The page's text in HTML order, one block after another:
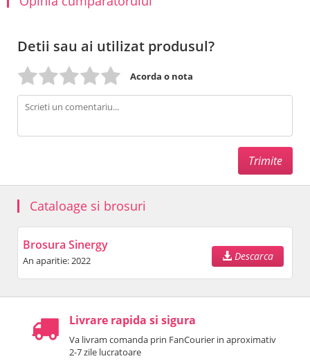
Detii sau ai utilizat produsul?
Acorda o nota
Cataloage si brosuri
Brosura Sinergy
An aparitie: 2022 Descarca
Livrare rapida si sigura
Va livram comanda prin FanCourier in aproximativ
2-7 zile lucratoare